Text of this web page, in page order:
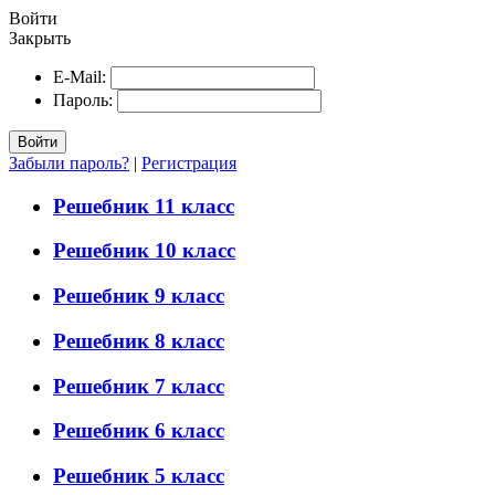
Войти
Закрыть
E-Mail:
Пароль:
Войти
Забыли пароль? | Регистрация
Решебник 11 класс
Решебник 10 класс
Решебник 9 класс
Решебник 8 класс
Решебник 7 класс
Решебник 6 класс
Решебник 5 класс